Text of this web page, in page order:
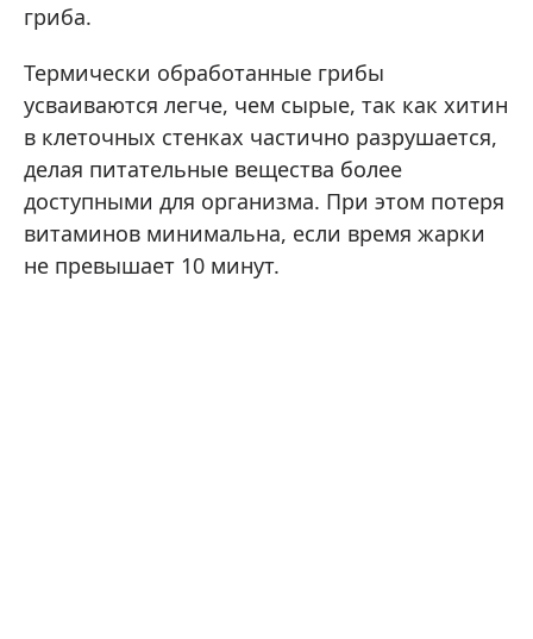
гриба.
Термически обработанные грибы
усваиваются легче, чем сырые, так как хитин
в клеточных стенках частично разрушается,
делая питательные вещества более
доступными для организма. При этом потеря
витаминов минимальна, если время жарки
не превышает 10 минут.